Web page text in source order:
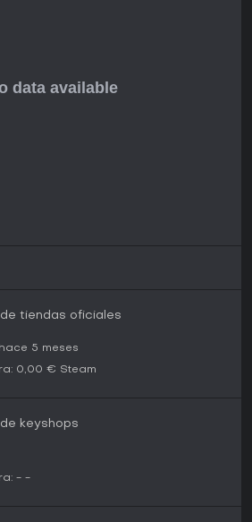
de dirigir una tienda con
tiendas oficiales
hace 5 meses
0,00 € Steam
keyshops
- -